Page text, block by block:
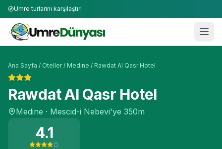
Umre turlarını karşılaştır!
Ana Sayfa / Oteller/ Medine / Rawdat Al Qasr Hotel
Rawdat Al Qasr Hotel
Medine · Mescid-i Nebevi'ye 350m
4.1